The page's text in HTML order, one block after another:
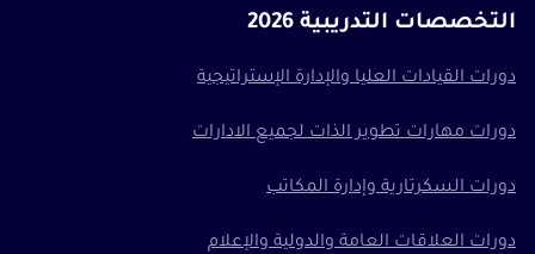
التخصصات التدريبية 2026
دورات القيادات العليا والإدارة الإستراتيجية
دورات مهارات تطوير الذات لجميع الادارات
دورات السكرتارية وإدارة المكاتب
دورات العلاقات العامة والدولية والإعلام